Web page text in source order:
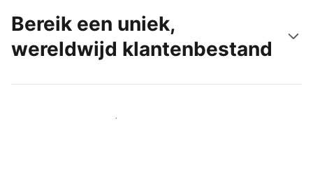
Bereik een uniek,
wereldwijd klantenbestand
Bereik vandaag nog nieuwe gasten